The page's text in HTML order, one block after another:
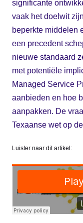
significante
vaak het doelwit
beperkte middelen
een precedent
nieuwe standaard
met potentiële
Managed Service
aanbieden en hoe
aanpakken. De
Texaanse wet op
Luister naar dit artikel: